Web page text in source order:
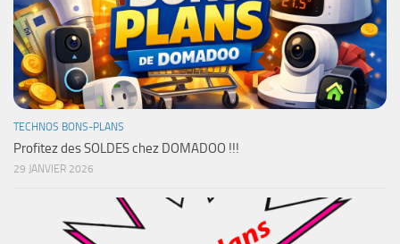
TECHNOS BONS-PLANS
Profitez des SOLDES chez DOMADOO !!!
29 JANVIER 2026